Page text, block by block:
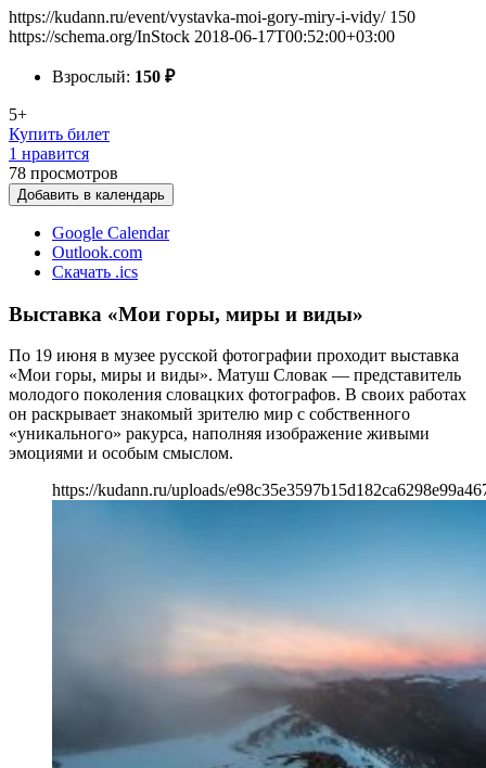
https://kudann.ru/event/vystavka-moi-gory-miry-i-vidy/ 150
https://schema.org/InStock 2018-06-17T00:52:00+03:00
Взрослый: 150 ₽
5+
Купить билет
1 нравится
78 просмотров
Добавить в календарь
Google Calendar
Outlook.com
Скачать .ics
Выставка «Мои горы, миры и виды»
По 19 июня в музее русской фотографии проходит выставка
«Мои горы, миры и виды». Матуш Словак — представитель
молодого поколения словацких фотографов. В своих работах
он раскрывает знакомый зрителю мир с собственного
«уникального» ракурса, наполняя изображение живыми
эмоциями и особым смыслом.
https://kudann.ru/uploads/